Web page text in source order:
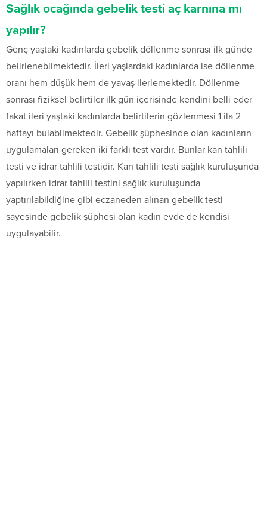
Sağlık ocağında gebelik testi aç karnına mı
yapılır?
Genç yaştaki kadınlarda gebelik döllenme sonrası ilk günde
belirlenebilmektedir. İleri yaşlardaki kadınlarda ise döllenme
oranı hem düşük hem de yavaş ilerlemektedir. Döllenme
sonrası fiziksel belirtiler ilk gün içerisinde kendini belli eder
fakat ileri yaştaki kadınlarda belirtilerin gözlenmesi 1 ila 2
haftayı bulabilmektedir. Gebelik şüphesinde olan kadınların
uygulamaları gereken iki farklı test vardır. Bunlar kan tahlili
testi ve idrar tahlili testidir. Kan tahlili testi sağlık kuruluşunda
yapılırken idrar tahlili testini sağlık kuruluşunda
yaptırılabildiğine gibi eczaneden alınan gebelik testi
sayesinde gebelik şüphesi olan kadın evde de kendisi
uygulayabilir.